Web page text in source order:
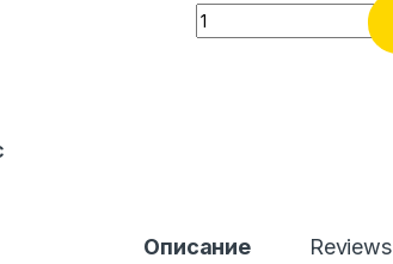
Quantity
Описание Reviews